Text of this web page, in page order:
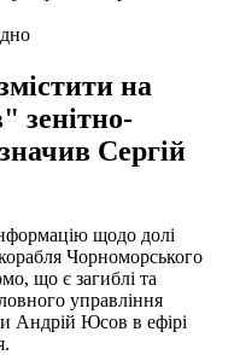
на
зенітно-
Сергій
щодо долі
Чорноморського
що є загиблі та
управління
Андрій Юсов в ефірі